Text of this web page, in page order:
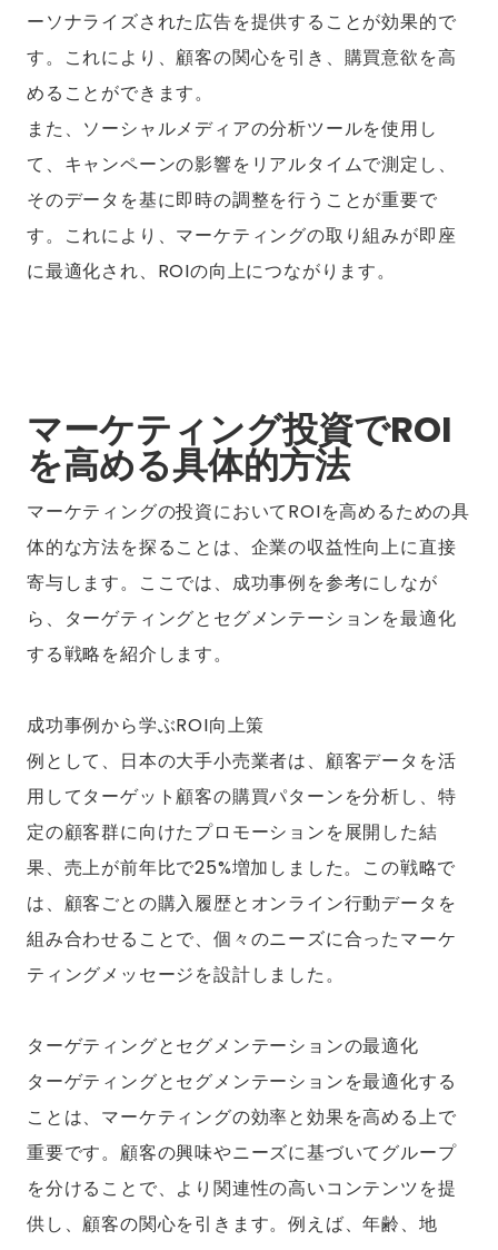
ーソナライズされた広告を提供することが効果的で
す。これにより、顧客の関心を引き、購買意欲を高
めることができます。
また、ソーシャルメディアの分析ツールを使用し
て、キャンペーンの影響をリアルタイムで測定し、
そのデータを基に即時の調整を行うことが重要で
す。これにより、マーケティングの取り組みが即座
に最適化され、ROIの向上につながります。
マーケティング投資でROI
を高める具体的方法
マーケティングの投資においてROIを高めるための具
体的な方法を探ることは、企業の収益性向上に直接
寄与します。ここでは、成功事例を参考にしなが
ら、ターゲティングとセグメンテーションを最適化
する戦略を紹介します。
成功事例から学ぶROI向上策
例として、日本の大手小売業者は、顧客データを活
用してターゲット顧客の購買パターンを分析し、特
定の顧客群に向けたプロモーションを展開した結
果、売上が前年比で25%増加しました。この戦略で
は、顧客ごとの購入履歴とオンライン行動データを
組み合わせることで、個々のニーズに合ったマーケ
ティングメッセージを設計しました。
ターゲティングとセグメンテーションの最適化
ターゲティングとセグメンテーションを最適化する
ことは、マーケティングの効率と効果を高める上で
重要です。顧客の興味やニーズに基づいてグループ
を分けることで、より関連性の高いコンテンツを提
供し、顧客の関心を引きます。例えば、年齢、地